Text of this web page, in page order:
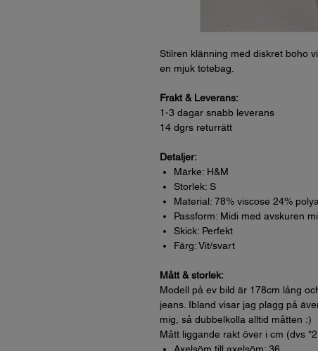
Stilren klänning med diskret boho
en mjuk totebag.
Frakt & Leverans:
1-3 dagar snabb leverans
14 dgrs returrätt
Detaljer:
Märke: H&M
Storlek: S
Material: 78% viscose 24%
Passform: Midi med avskuren
Skick: Perfekt
Färg: Vit/svart
Mått & storlek:
Modell på ev bild är 178cm lång
jeans. Ibland visar jag plagg på
mig, så dubbelkolla alltid måtten :)
Mått liggande rakt över i cm (dvs